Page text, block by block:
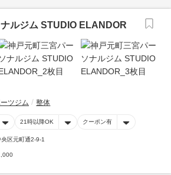
ルジム STUDIO ELANDOR
ツジム 整体
21時以降OK クーポン有
区元町通2-9-1